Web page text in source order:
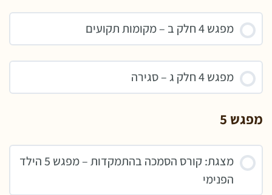
מפגש 4 חלק ב – מקומות תקועים
מפגש 4 חלק ג – סגירה
מפגש 5
מצגת: קורס הסמכה בהתמקדות – מפגש 5 הילד
הפנימי